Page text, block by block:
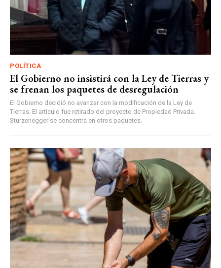
POLÍTICA
El Gobierno no insistirá con la Ley de Tierras y
se frenan los paquetes de desregulación
El Gobierno decidió no avanzar con la modificación de la Ley de
Tierras. El artículo fue retirado del proyecto de Propiedad Privada.
Sturzenegger se concentra en otros paquetes.